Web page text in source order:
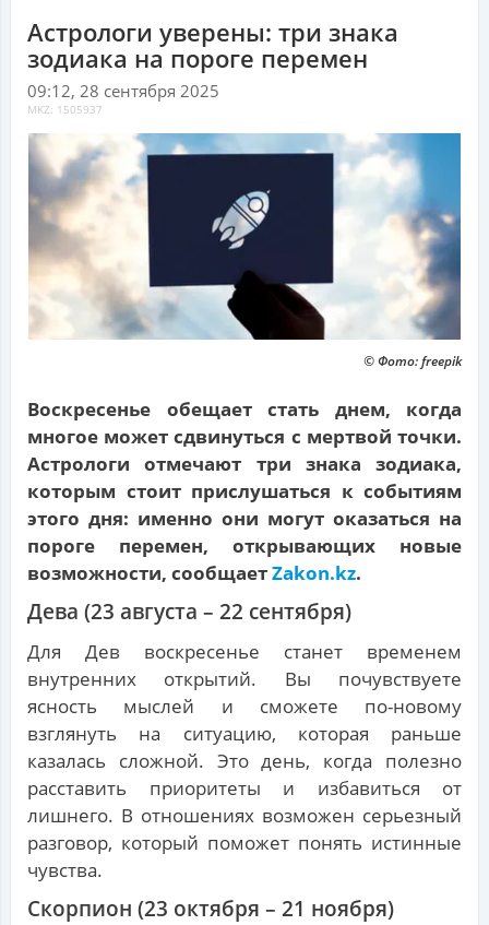
Астрологи уверены: три знака
зодиака на пороге перемен
09:12, 28 сентября 2025
MKZ: 1505937
© Фото: freepik
Воскресенье обещает стать днем, когда
многое может сдвинуться с мертвой точки.
Астрологи отмечают три знака зодиака,
которым стоит прислушаться к событиям
этого дня: именно они могут оказаться на
пороге перемен, открывающих новые
возможности, сообщаетZakon.kz.
Дева (23 августа – 22 сентября)
Для Дев воскресенье станет временем
внутренних открытий. Вы почувствуете
ясность мыслей и сможете по-новому
взглянуть на ситуацию, которая раньше
казалась сложной. Это день, когда полезно
расставить приоритеты и избавиться от
лишнего. В отношениях возможен серьезный
разговор, который поможет понять истинные
чувства.
Скорпион (23 октября – 21 ноября)